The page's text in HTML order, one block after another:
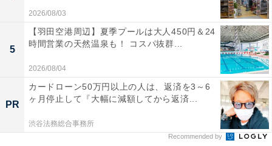
2026/08/03
5
【羽田空港周辺】夏季プールは大人450円＆24
時間営業の天然温泉も！ コスパ抜群...
2026/08/04
PR
カードローン50万円以上の人は、返済を3～6
ヶ月停止して『大幅に減額してから返済...
渋谷法務総合事務所
Recommended by